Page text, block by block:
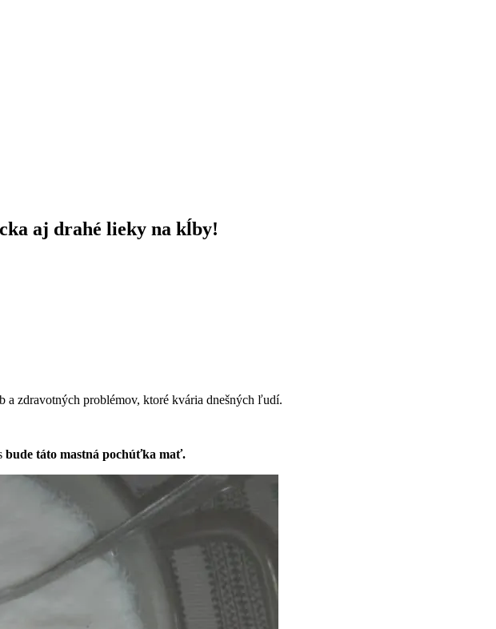
aj drahé lieky na kĺby!
a zdravotných problémov, ktoré kvária dnešných ľudí.
bude táto mastná pochúťka mať.